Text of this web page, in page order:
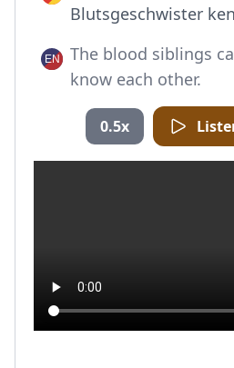
Blutsgeschwister
The blood siblings
know each other.
0.5x